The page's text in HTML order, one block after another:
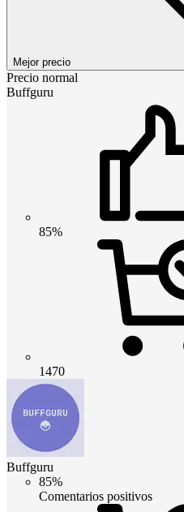
Mejor precio
Precio normal
Buffguru
85%
1470
Buffguru
85%
Comentarios positivos